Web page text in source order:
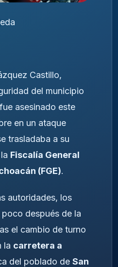
Castillo,
del municipio
asesinado este
en un ataque
trasladaba a su
Fiscalía General
(FGE).
autoridades, los
después de la
el cambio de turno
la carretera a
del poblado de San